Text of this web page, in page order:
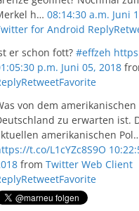
h… 08:14:30 a.m. Juni
for Android Reply
er schon fott? #effzeh
p.m. Juni 05, 2018
RetweetFavorite
von dem
zu erwarten ist.
amerikanischen
t.co/L1cYZc8S9O
from Twitter Web Client
RetweetFavorite